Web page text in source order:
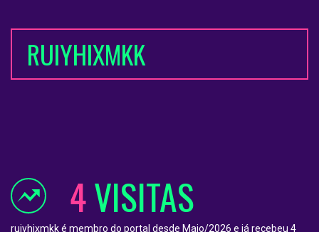
RUIYHIXMKK
4VISITAS
ruiyhixmkk é membro do portal desde Maio/2026 e já recebeu 4